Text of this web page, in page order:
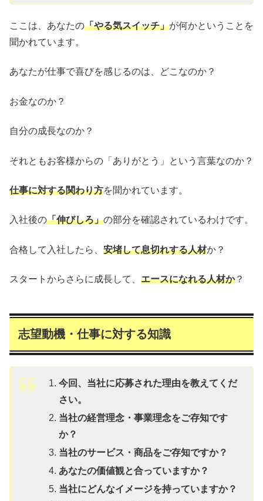
ここは、あなたの「やる気スイッチ」が何かということを
聞かれています。
あなたが仕事で喜びを感じるのは、どこなのか？
お金なのか？
自分の成長なのか？
それともお客様からの「ありがとう」という言葉なのか？
仕事に対する関わり方を聞かれています。
入社後の「伸びしろ」の部分を確認されているわけです。
合格して入社したら、 安堵して息切れする人材か？
スタートからさらに成長して、 エースになれる人材か？
志望動機・仕事に対する知識
今回、当社に応募された理由を教えてくだ
さい。
当社の経営理念・事業理念をご存知です
か？
当社のサービス・商品をご存知ですか？
あなたの価値観と合っていますか？
当社にどんなイメージを持っていますか？